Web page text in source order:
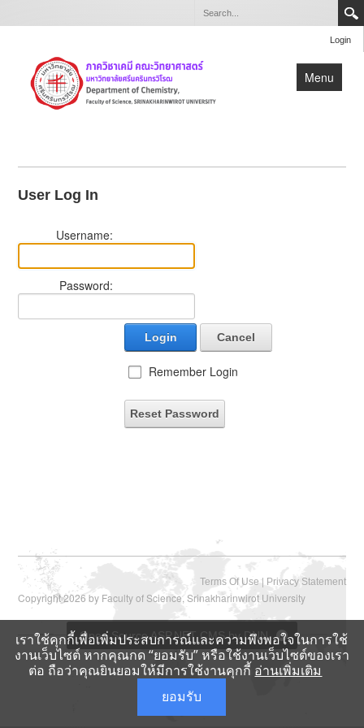
Login
Menu
เกี่ยวกับภาควิชา
หลักสูตร
สำหรับบุคลากรและนิสิตภาควิชาเคมี
User Log In
Username:
Password:
Login Cancel
Remember Login
Reset Password
Terms Of Use | Privacy Statement
Copyright 2026 by Faculty of Science, Srinakharinwirot University
Open Source ASP.NET CMS by DNN
เราใช้คุกกี้เพื่อเพิ่มประสบการณ์และความพึงพอใจในการใช้
งานเว็บไซต์ หากคุณกด “ยอมรับ” หรือใช้งานเว็บไซต์ของเรา
ต่อ ถือว่าคุณยินยอมให้มีการใช้งานคุกกี้ อ่านเพิ่มเติม
ยอมรับ